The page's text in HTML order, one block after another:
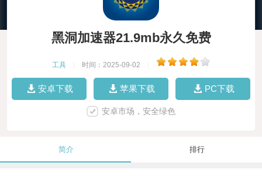
黑洞加速器21.9mb永久免费
工具 时间：2025-09-02
安卓下载 苹果下载 PC下载
安卓市场，安全绿色
简介 排行